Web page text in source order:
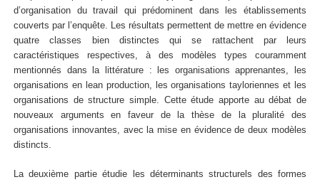
d’organisation du travail qui prédominent dans les établissements
couverts par l’enquête. Les résultats permettent de mettre en évidence
quatre classes bien distinctes qui se rattachent par leurs
caractéristiques respectives, à des modèles types couramment
mentionnés dans la littérature : les organisations apprenantes, les
organisations en lean production, les organisations tayloriennes et les
organisations de structure simple. Cette étude apporte au débat de
nouveaux arguments en faveur de la thèse de la pluralité des
organisations innovantes, avec la mise en évidence de deux modèles
distincts.
La deuxième partie étudie les déterminants structurels des formes